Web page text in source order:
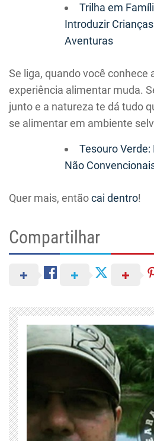
Trilha em
Introduzir
Aventuras
Se liga, quando você conhece
experiência alimentar muda.
junto e a natureza te dá tudo
se alimentar em ambiente
Tesouro
Não
Quer mais, entãocai dentro!
Compartilhar